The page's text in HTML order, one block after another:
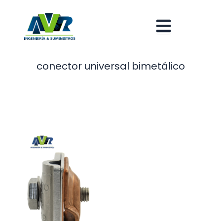
contenido
conector universal bimetálico